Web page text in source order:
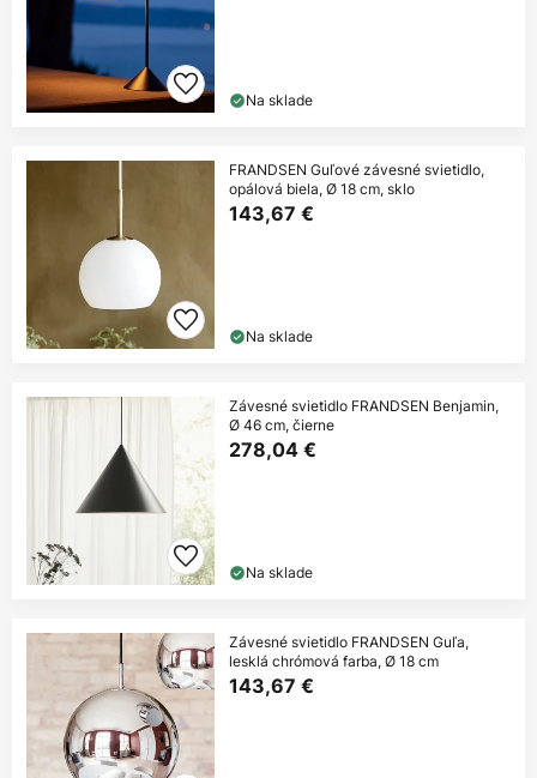
Na sklade
FRANDSEN Guľové závesné svietidlo,
opálová biela, Ø 18 cm, sklo
143,67 €
Na sklade
Závesné svietidlo FRANDSEN Benjamin,
Ø 46 cm, čierne
278,04 €
Na sklade
Závesné svietidlo FRANDSEN Guľa,
lesklá chrómová farba, Ø 18 cm
143,67 €